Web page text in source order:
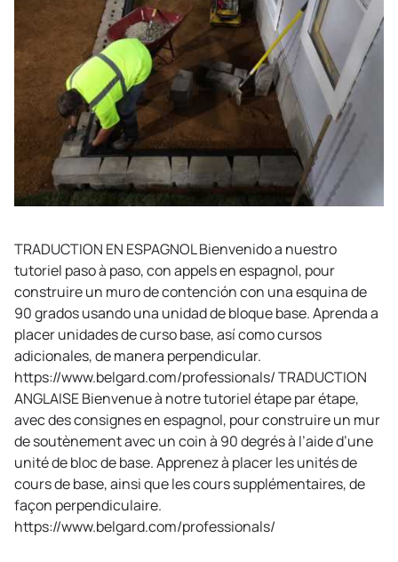
TRADUCTION EN ESPAGNOL Bienvenido a nuestro
tutoriel paso à paso, con appels en espagnol, pour
construire un muro de contención con una esquina de
90 grados usando una unidad de bloque base. Aprenda a
placer unidades de curso base, así como cursos
adicionales, de manera perpendicular.
https://www.belgard.com/professionals/ TRADUCTION
ANGLAISE Bienvenue à notre tutoriel étape par étape,
avec des consignes en espagnol, pour construire un mur
de soutènement avec un coin à 90 degrés à l’aide d’une
unité de bloc de base. Apprenez à placer les unités de
cours de base, ainsi que les cours supplémentaires, de
façon perpendiculaire.
https://www.belgard.com/professionals/